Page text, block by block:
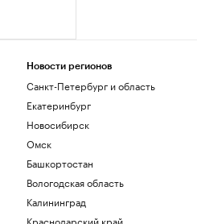
Новости регионов
Санкт-Петербург и область
Екатеринбург
Новосибирск
Омск
Башкортостан
Вологодская область
Калининград
Краснодарский край